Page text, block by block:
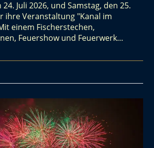
Juli 2026, und Samstag, den 25.
ihre Veranstaltung "Kanal im
einem Fischerstechen,
Feuershow und Feuerwerk…